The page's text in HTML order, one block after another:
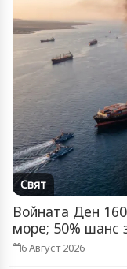
Свят
Войната Ден
море; 50% шанс
6 Август 2026